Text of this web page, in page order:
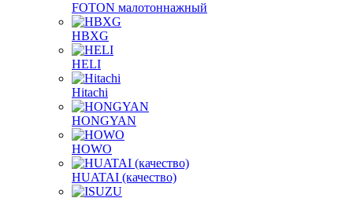
FOTON малотоннажный
HBXG
HELI
Hitachi
HONGYAN
HOWO
HUATAI (качество)